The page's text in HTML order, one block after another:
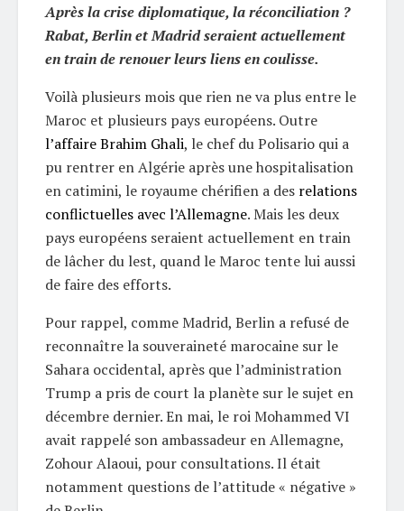
Après la crise diplomatique, la réconciliation ?
Rabat, Berlin et Madrid seraient actuellement
en train de renouer leurs liens en coulisse.
Voilà plusieurs mois que rien ne va plus entre le
Maroc et plusieurs pays européens. Outre
l’affaire Brahim Ghali, le chef du Polisario qui a
pu rentrer en Algérie après une hospitalisation
en catimini, le royaume chérifien a des relations
conflictuelles avec l’Allemagne. Mais les deux
pays européens seraient actuellement en train
de lâcher du lest, quand le Maroc tente lui aussi
de faire des efforts.
Pour rappel, comme Madrid, Berlin a refusé de
reconnaître la souveraineté marocaine sur le
Sahara occidental, après que l’administration
Trump a pris de court la planète sur le sujet en
décembre dernier. En mai, le roi Mohammed VI
avait rappelé son ambassadeur en Allemagne,
Zohour Alaoui, pour consultations. Il était
notamment questions de l’attitude « négative »